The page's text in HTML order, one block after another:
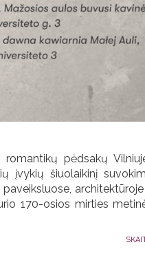
pėdsakų
įvykių šiuolaikinį
170-osios mirties